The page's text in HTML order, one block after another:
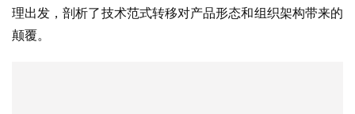
理出发，剖析了技术范式转移对产品形态和组织架构带来的
颠覆。